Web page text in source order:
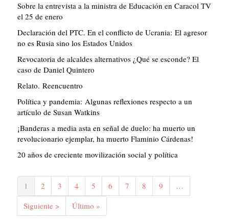
Sobre la entrevista a la ministra de Educación en Caracol TV
el 25 de enero
Declaración del PTC. En el conflicto de Ucrania: El agresor
no es Rusia sino los Estados Unidos
Revocatoria de alcaldes alternativos ¿Qué se esconde? El
caso de Daniel Quintero
Relato. Reencuentro
Política y pandemia: Algunas reflexiones respecto a un
artículo de Susan Watkins
¡Banderas a media asta en señal de duelo: ha muerto un
revolucionario ejemplar, ha muerto Flaminio Cárdenas!
20 años de creciente movilización social y política
Paginación
Página
actual
1 Página
2 Página
3 Página
4 Página
5 Página
6 Página
7 Página
8 Página
9
…
Siguiente
página
Siguiente >
Última
página
Último »